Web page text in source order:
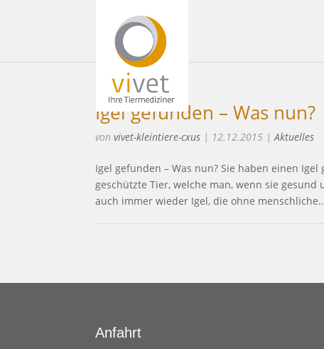
Igel gefunden – Was nun?
vonvivet-kleintiere-cxus | 12.12.2015 |Aktuelles
Igel gefunden – Was nun? Sie haben einen
geschützte Tier, welche man, wenn sie
auch immer wieder Igel, die ohne
Anfahrt